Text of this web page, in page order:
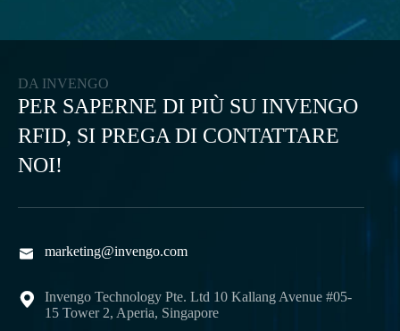
DA INVENGO
PER SAPERNE DI PIÙ SU INVENGO
RFID, SI PREGA DI CONTATTARE
NOI!
 marketing@invengo.com

Invengo Technology Pte. Ltd 10 Kallang Avenue #05-
15 Tower 2, Aperia, Singapore